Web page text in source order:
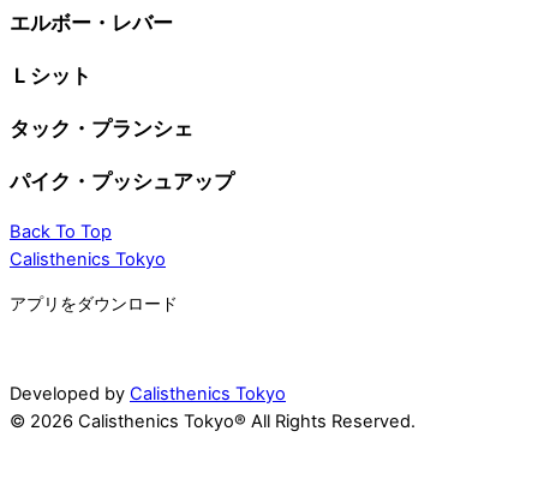
エルボー・レバー
Ｌシット
タック・プランシェ
パイク・プッシュアップ
Back To Top
Calisthenics Tokyo
アプリをダウンロード
Developed by Calisthenics Tokyo
© 2026 Calisthenics Tokyo® All Rights Reserved.